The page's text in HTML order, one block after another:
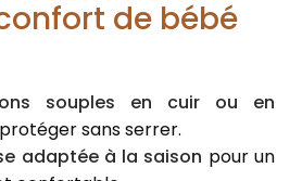
de bébé
souples en cuir ou en
sans serrer.
adaptée à la saison pour un